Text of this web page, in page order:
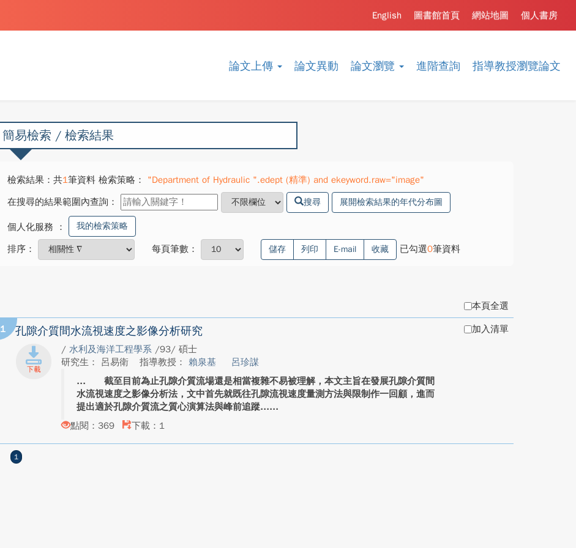
論文上傳 論文異動 論文瀏覽 進階查詢 指導教授瀏覽論文
個人書房
網站地圖
圖書館首頁
English
簡易檢索 / 檢索結果
檢索結果：共1筆資料 檢索策略：
"Department of Hydraulic ".edept (精準) and ekeyword.raw="image"
在搜尋的結果範圍內查詢：
搜尋 展開檢索結果的年代分布圖
個人化服務 ： 我的檢索策略
排序： 每頁筆數： 儲存 列印 E-mail 收藏 已勾選0筆資料
本頁全選
1 孔隙介質間水流視速度之影像分析研究
/ 水利及海洋工程學系 /93/ 碩士
研究生： 呂易衛
指導教授： 賴泉基
呂珍謀
截至目前為止孔隙介質流場還是相當複雜不易被理解，本文主旨在發展孔隙介質間
水流視速度之影像分析法，文中首先就既往孔隙流視速度量測方法與限制作一回顧，進而
提出適於孔隙介質流之質心演算法與峰前追蹤...
點閱：369
下載：1
加入清單
1